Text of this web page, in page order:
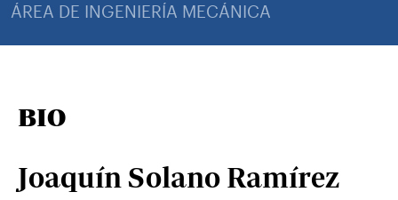
ÁREA DE INGENIERÍA MECÁNICA
BIO
Joaquín Solano Ramírez